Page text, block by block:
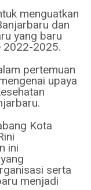
menguatkan
dan
yang baru
2022-2025.
pertemuan
upaya
Kota
ini
serta
menjadi